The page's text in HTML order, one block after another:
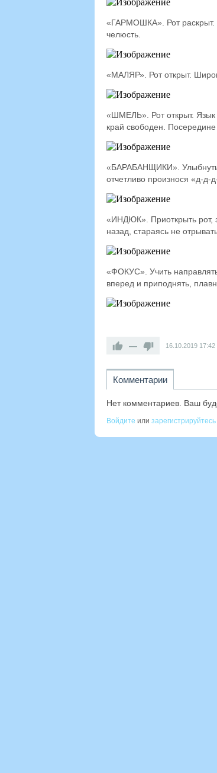
«ГАРМОШКА». Рот раскрыт.
челюсть.
«МАЛЯР». Рот открыт.
«ШМЕЛЬ». Рот открыт. Язык
край свободен.
«БАРАБАНЩИКИ».
отчетливо произнося «д-д-
«ИНДЮК». Приоткрыть рот,
назад, стараясь не
«ФОКУС». Учить
вперед и приподнять,
— 16.10.2019 17:42
Комментарии
Нет комментариев. Ваш
Войдите или зарегистрируйтесь